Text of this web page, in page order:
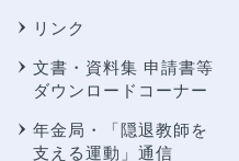
リンク
文書・資料集 申請書等
ダウンロードコーナー
年金局・
「隠退教師を
支える運動」通信